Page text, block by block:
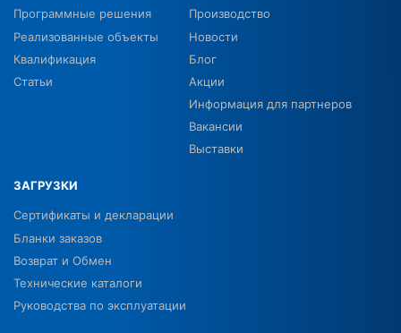
Программные решения
Реализованные объекты
Квалификация
Статьи
Производство
Новости
Блог
Акции
Информация для партнеров
Вакансии
Выставки
ЗАГРУЗКИ
Сертификаты и декларации
Бланки заказов
Возврат и Обмен
Технические каталоги
Руководства по эксплуатации